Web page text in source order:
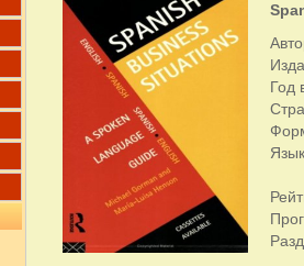
Год